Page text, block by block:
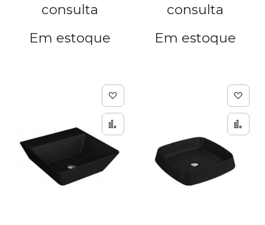
consulta
Em estoque
consulta
Em estoque
Adicionar à lista de
Adicionar para